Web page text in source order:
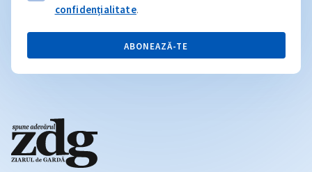
confidențialitate.
ABONEAZĂ-TE